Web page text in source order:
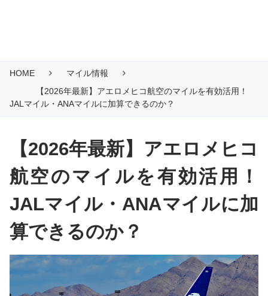
HOME
マイル情報
【2026年最新】アエロメヒコ航空のマイルを有効活用！
JALマイル・ANAマイルに加算できるのか？
【2026年最新】アエロメヒコ
航空のマイルを有効活用！
JALマイル・ANAマイルに加
算できるのか？